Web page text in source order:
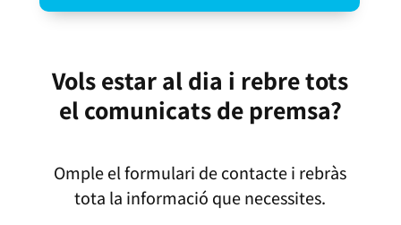
Vols estar al dia i rebre tots
el comunicats de premsa?
Omple el formulari de contacte i rebràs
tota la informació que necessites.